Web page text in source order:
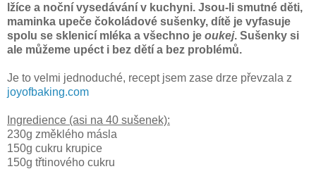
lžíce a noční vysedávání v kuchyni. Jsou-li smutné děti,
maminka upeče čokoládové sušenky, dítě je vyfasuje
spolu se sklenicí mléka a všechno je oukej. Sušenky si
ale můžeme upéct i bez dětí a bez problémů.
Je to velmi jednoduché, recept jsem zase drze převzala z
joyofbaking.com
Ingredience (asi na 40 sušenek):
230g změklého másla
150g cukru krupice
150g třtinového cukru